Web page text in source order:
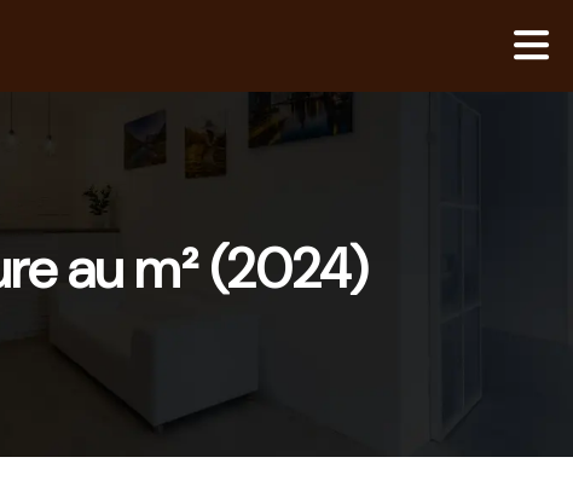
au m² (2024)